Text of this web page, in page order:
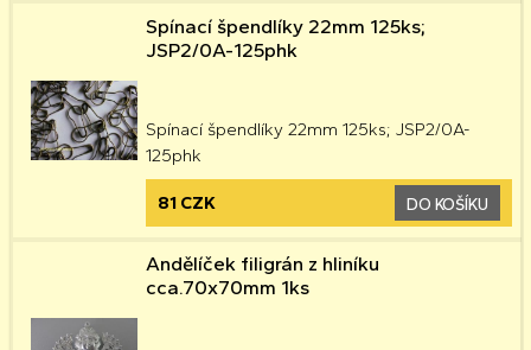
Spínací špendlíky 22mm 125ks;
JSP2/0A-125phk
Spínací špendlíky 22mm 125ks; JSP2/0A-
125phk
81 CZK DO KOŠÍKU
Andělíček filigrán z hliníku
cca.70x70mm 1ks